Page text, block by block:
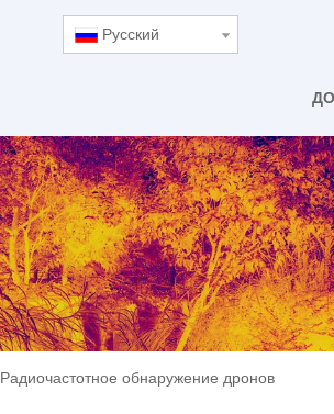
Pусский
Радиочастотное обнаружение дронов